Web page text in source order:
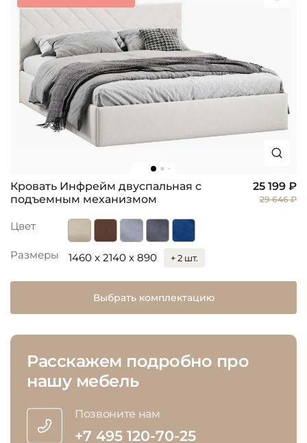
Кровать Инфрейм двуспальная с
подъемным механизмом
25 199 ₽
29 646 ₽
Цвет
Размеры 1460 x 2140 x 890 + 2 шт.
Выбрать комплектацию
Расскажем подробно про
нашу мебель
Позвоните нам
+7 495 120-70-25